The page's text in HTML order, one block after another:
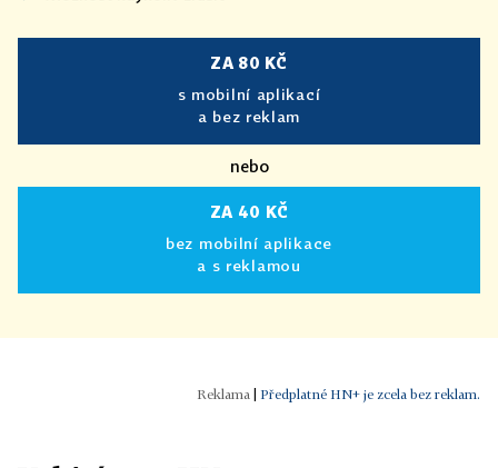
ZA 80 KČ
s mobilní aplikací
a bez reklam
nebo
ZA 40 KČ
bez mobilní aplikace
a s reklamou
Předplatné HN+ je zcela bez reklam.